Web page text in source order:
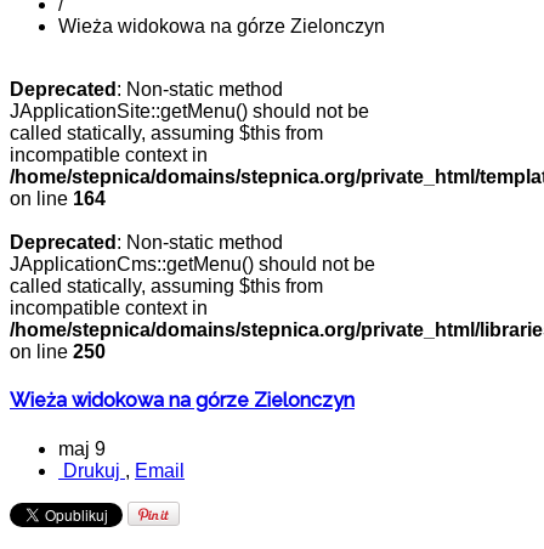
/
Wieża widokowa na górze Zielonczyn
Deprecated : Non-static method
JApplicationSite::getMenu() should not be
called statically, assuming $this from
incompatible context in
/home/stepnica/domains/stepnica.org/private_html/
on line 164
Deprecated : Non-static method
JApplicationCms::getMenu() should not be
called statically, assuming $this from
incompatible context in
/home/stepnica/domains/stepnica.org/private_html/
on line 250
Wieża widokowa na górze Zielonczyn
maj 9
Drukuj , Email